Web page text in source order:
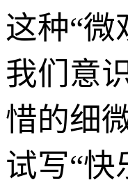
这种“微
我们意
惜的细
试写“